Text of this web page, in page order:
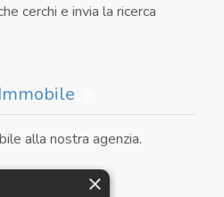
cerchi e invia la ricerca
alla nostra agenzia.
×